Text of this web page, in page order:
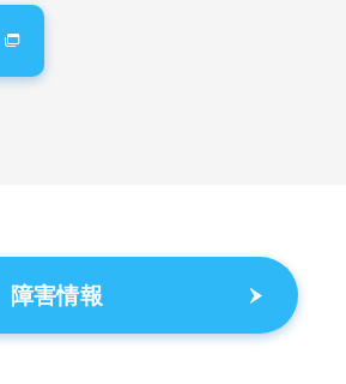
障害情報